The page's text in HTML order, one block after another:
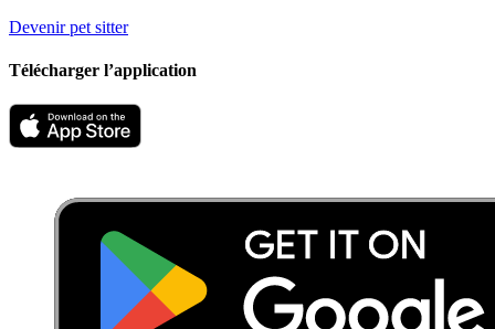
Devenir pet sitter
Télécharger l’application